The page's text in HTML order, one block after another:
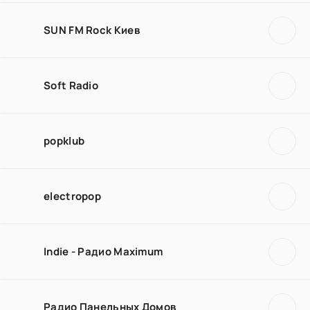
SUN FM Rock Киев
Soft Radio
popklub
electropop
Indie - Радио Maximum
Радио Панельных Домов